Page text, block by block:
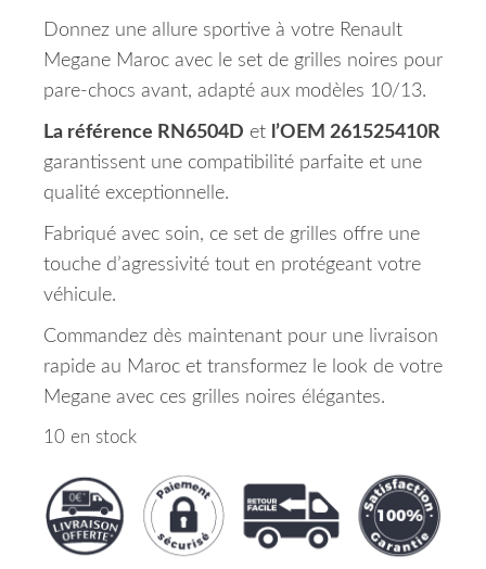
Donnez une allure sportive à votre Renault
Megane Maroc avec le set de grilles noires pour
pare-chocs avant, adapté aux modèles 10/13.
La référence RN6504D et l’OEM 261525410R
garantissent une compatibilité parfaite et une
qualité exceptionnelle.
Fabriqué avec soin, ce set de grilles offre une
touche d’agressivité tout en protégeant votre
véhicule.
Commandez dès maintenant pour une livraison
rapide au Maroc et transformez le look de votre
Megane avec ces grilles noires élégantes.
10 en stock